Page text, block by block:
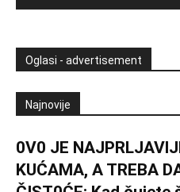
Oglasi - advertisement
Najnovije
0V0 JE
KUĆAMA, A TREBA